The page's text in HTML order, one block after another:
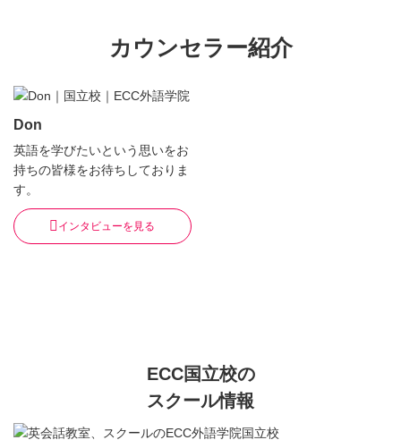
カウンセラー紹介
Don
英語を学びたいという思いをお
持ちの皆様をお待ちしておりま
す。
インタビューを見る
ECC国立校の
スクール情報